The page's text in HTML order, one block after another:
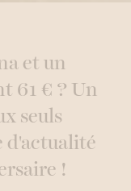
et un
61 € ? Un
seuls
d'actualité
!